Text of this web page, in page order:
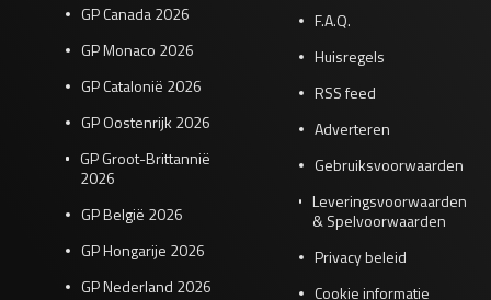
GP Canada 2026
GP Monaco 2026
GP Catalonië 2026
GP Oostenrijk 2026
GP Groot-Brittannië
2026
GP België 2026
GP Hongarije 2026
GP Nederland 2026
F.A.Q.
Huisregels
RSS feed
Adverteren
Gebruiksvoorwaarden
Leveringsvoorwaarden
& Spelvoorwaarden
Privacy beleid
Cookie informatie